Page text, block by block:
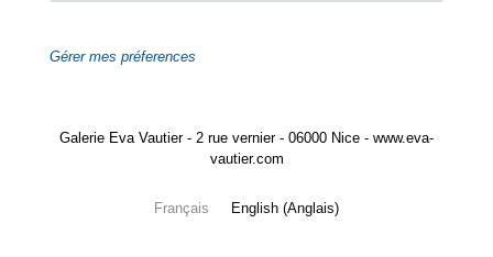
Gérer mes préferences
Galerie Eva Vautier - 2 rue vernier - 06000 Nice - www.eva-
vautier.com
Français English (Anglais)